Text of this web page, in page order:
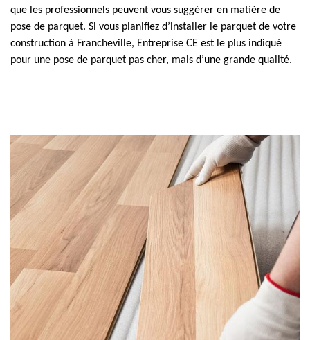
que les professionnels peuvent vous suggérer en matière de
pose de parquet. Si vous planifiez d’installer le parquet de votre
construction à Francheville, Entreprise CE est le plus indiqué
pour une pose de parquet pas cher, mais d’une grande qualité.